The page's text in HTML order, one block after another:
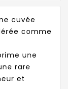
cuvée
comme
une
rare
et